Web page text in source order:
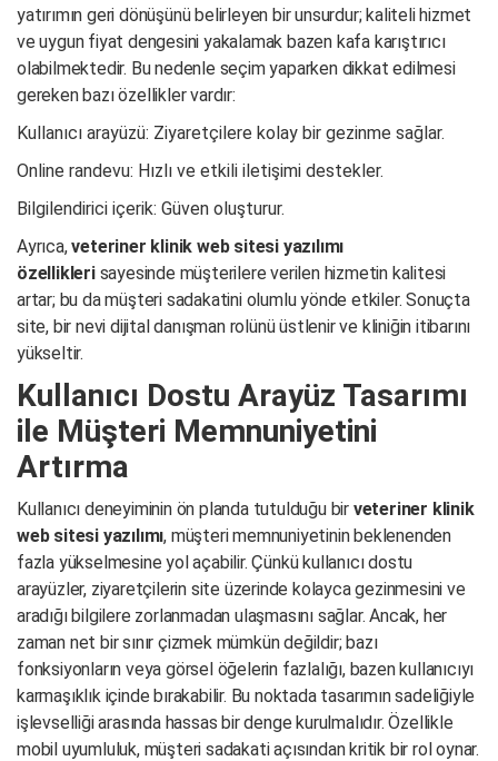
yatırımın geri dönüşünü belirleyen bir unsurdur; kaliteli hizmet
ve uygun fiyat dengesini yakalamak bazen kafa karıştırıcı
olabilmektedir. Bu nedenle seçim yaparken dikkat edilmesi
gereken bazı özellikler vardır:
Kullanıcı arayüzü: Ziyaretçilere kolay bir gezinme sağlar.
Online randevu: Hızlı ve etkili iletişimi destekler.
Bilgilendirici içerik: Güven oluşturur.
Ayrıca,veteriner klinik web sitesi yazılımı
özelliklerisayesinde müşterilere verilen hizmetin kalitesi
artar; bu da müşteri sadakatini olumlu yönde etkiler. Sonuçta
site, bir nevi dijital danışman rolünü üstlenir ve kliniğin itibarını
yükseltir.
Kullanıcı Dostu Arayüz Tasarımı
ile Müşteri Memnuniyetini
Artırma
Kullanıcı deneyiminin ön planda tutulduğu bir veteriner klinik
web sitesi yazılımı, müşteri memnuniyetinin beklenenden
fazla yükselmesine yol açabilir. Çünkü kullanıcı dostu
arayüzler, ziyaretçilerin site üzerinde kolayca gezinmesini ve
aradığı bilgilere zorlanmadan ulaşmasını sağlar. Ancak, her
zaman net bir sınır çizmek mümkün değildir; bazı
fonksiyonların veya görsel öğelerin fazlalığı, bazen kullanıcıyı
karmaşıklık içinde bırakabilir. Bu noktada tasarımın sadeliğiyle
işlevselliği arasında hassas bir denge kurulmalıdır. Özellikle
mobil uyumluluk, müşteri sadakati açısından kritik bir rol oynar.